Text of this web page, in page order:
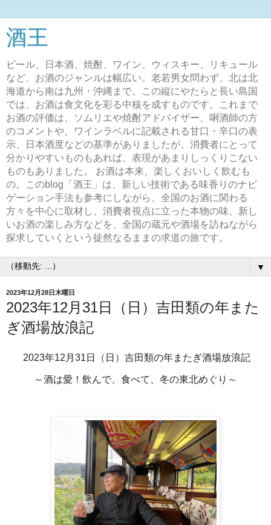
酒王
ビール、日本酒、焼酎、ワイン、ウィスキー、リキュール
など、お酒のジャンルは幅広い。老若男女問わず、北は北
海道から南は九州・沖縄まで。この縦にやたらと長い島国
では、お酒は食文化を彩る中核を成すものです。これまで
お酒の評価は、ソムリエや焼酎アドバイザー、唎酒師の方
のコメントや、ワインラベルに記載される甘口・辛口の表
示、日本酒度などの基準がありましたが、消費者にとって
分かりやすいものもあれば、表現があまりしっくりこない
ものもありました。 お酒は本来、楽しくおいしく飲むも
の。このblog「酒王」は、新しい技術である味香りのナビ
ゲーション手法も参考にしながら、全国のお酒に関わる
方々を中心に取材し、消費者視点に立った本物の味、新し
いお酒の楽しみ方などを、全国の蔵元や酒場を訪ねながら
探求していくという徒然なるままの求道の旅です。
▼
2023年12月28日木曜日
2023年12月31日（日）吉田類の年また
ぎ酒場放浪記
2023年12月31日（日）吉田類の年またぎ酒場放浪記
～酒は愛！飲んで、食べて、冬の東北めぐり～